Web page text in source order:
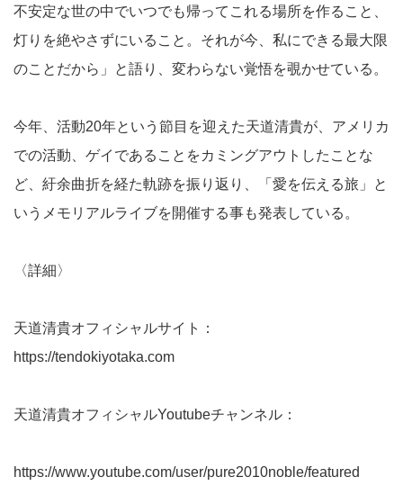
不安定な世の中でいつでも帰ってこれる場所を作ること、
灯りを絶やさずにいること。それが今、私にできる最大限
のことだから」と語り、変わらない覚悟を覗かせている。
今年、活動20年という節目を迎えた天道清貴が、アメリカ
での活動、ゲイであることをカミングアウトしたことな
ど、紆余曲折を経た軌跡を振り返り、「愛を伝える旅」と
いうメモリアルライブを開催する事も発表している。
〈詳細〉
天道清貴オフィシャルサイト：
https://tendokiyotaka.com
天道清貴オフィシャルYoutubeチャンネル：
https://www.youtube.com/user/pure2010noble/featured